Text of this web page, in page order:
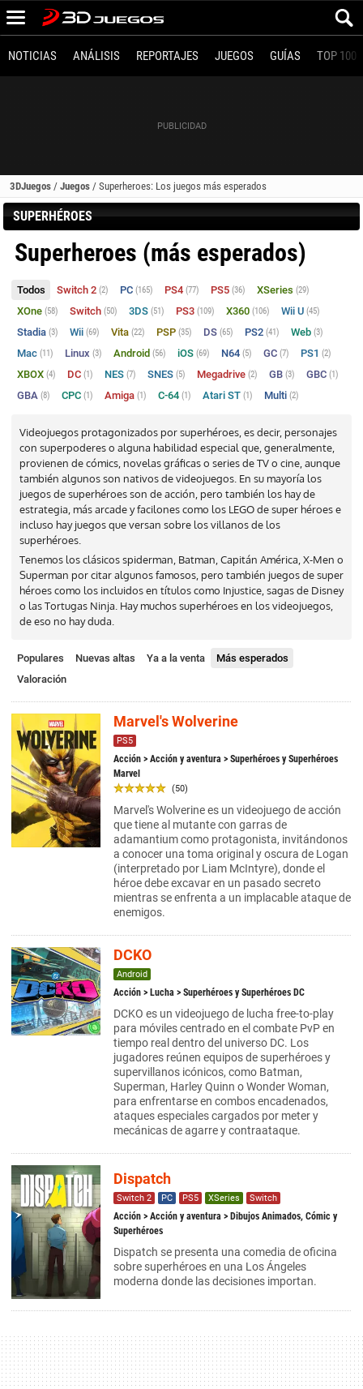
NOTICIAS ANÁLISIS REPORTAJES JUEGOS GUÍAS TOP 100
3DJuegos / Juegos / Superheroes: Los juegos más esperados
SUPERHÉROES
Superheroes (más esperados)
Todos Switch 2 (2) PC (165) PS4 (77) PS5 (36) XSeries (29)
XOne (58) Switch (50) 3DS (51) PS3 (109) X360 (106) Wii U (45)
Stadia (3) Wii (69) Vita (22) PSP (35) DS (65) PS2 (41) Web (3)
Mac (11) Linux (3) Android (56) iOS (69) N64 (5) GC (7) PS1 (2)
XBOX (4) DC (1) NES (7) SNES (5) Megadrive (2) GB (3) GBC (1)
GBA (8) CPC (1) Amiga (1) C-64 (1) Atari ST (1) Multi (2)
Videojuegos protagonizados por superhéroes, es decir, personajes
con superpoderes o alguna habilidad especial que, generalmente,
provienen de cómics, novelas gráficas o series de TV o cine, aunque
también algunos son nativos de videojuegos. En su mayoría los
juegos de superhéroes son de acción, pero también los hay de
estrategia, más arcade y facilones como los LEGO de super héroes e
incluso hay juegos que versan sobre los villanos de los
superhéroes.
Tenemos los clásicos spiderman, Batman, Capitán América, X-Men o
Superman por citar algunos famosos, pero también juegos de super
héroes como los incluidos en títulos como Injustice, sagas de Disney
o las Tortugas Ninja. Hay muchos superhéroes en los videojuegos,
de eso no hay duda.
Populares Nuevas altas Ya a la venta
Más esperados
Valoración
Marvel's Wolverine
PS5
Acción > Acción y aventura > Superhéroes y Superhéroes
Marvel
(50)
Marvel's Wolverine es un videojuego de acción
que tiene al mutante con garras de
adamantium como protagonista, invitándonos
a conocer una toma original y oscura de Logan
(interpretado por Liam McIntyre), donde el
héroe debe excavar en un pasado secreto
mientras se enfrenta a un implacable ataque de
enemigos.
DCKO
Android
Acción > Lucha > Superhéroes y Superhéroes DC
DCKO es un videojuego de lucha free-to-play
para móviles centrado en el combate PvP en
tiempo real dentro del universo DC. Los
jugadores reúnen equipos de superhéroes y
supervillanos icónicos, como Batman,
Superman, Harley Quinn o Wonder Woman,
para enfrentarse en combos encadenados,
ataques especiales cargados por meter y
mecánicas de agarre y contraataque.
Dispatch
Switch 2 PC PS5 XSeries Switch
Acción > Acción y aventura > Dibujos Animados, Cómic y
Superhéroes
Dispatch se presenta una comedia de oficina
sobre superhéroes en una Los Ángeles
moderna donde las decisiones importan.